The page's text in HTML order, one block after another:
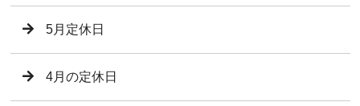
5月定休日
4月の定休日